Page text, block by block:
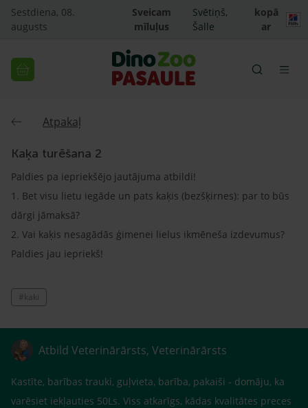
Sestdiena, 08.
augusts
Sveicam
mīluļus
Svētiņš,
Šalle
kopā
ar
Atpakaļ
Kaķa turēšana 2
Paldies pa iepriekšējo jautājuma atbildi!
1. Bet visu lietu iegāde un pats kaķis (bezšķirnes): par to būs
dārgi jāmaksā?
2. Vai kaķis nesagādās ģimenei lielus ikmēneša izdevumus?
Paldies jau iepriekš!
#kaki
Atbild Veterinārārsts, Veterinārārsts
Kastīte, barības trauki, guļvieta, barība, pakaiši - domāju, ka
varēsiet iekļauties 50Ls. Viss atkarīgs, kādas kvalitātes preces